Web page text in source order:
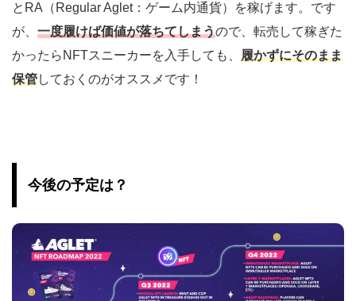
とRA（Regular Aglet：ゲーム内通貨）を稼げます。です
が、 一度履けば価値が落ちてしまうので、転売して稼ぎた
かったらNFTスニーカーを入手しても、 履かずにそのまま
保管しておくのがオススメです！
今後の予定は？